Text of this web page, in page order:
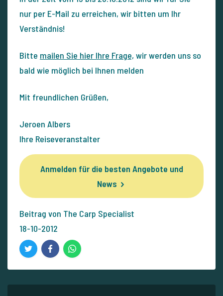
nur per E-Mail zu erreichen, wir bitten um Ihr
Verständnis!
Bitte mailen Sie hier Ihre Frage, wir werden uns so
bald wie möglich bei Ihnen melden
Mit freundlichen Grüßen,
Jeroen Albers
Ihre Reiseveranstalter
Anmelden für die besten Angebote und
News
Beitrag von The Carp Specialist
18-10-2012